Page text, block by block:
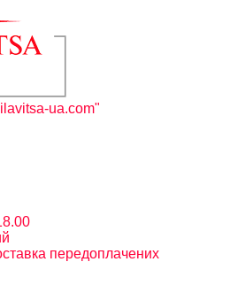
ua.com"
передоплачених